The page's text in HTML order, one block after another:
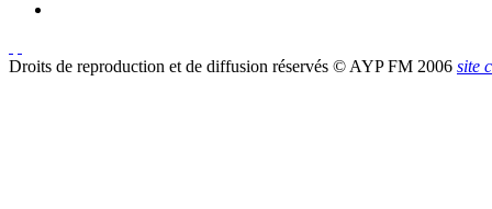
Droits de reproduction et de diffusion réservés © AYP FM 2006 site